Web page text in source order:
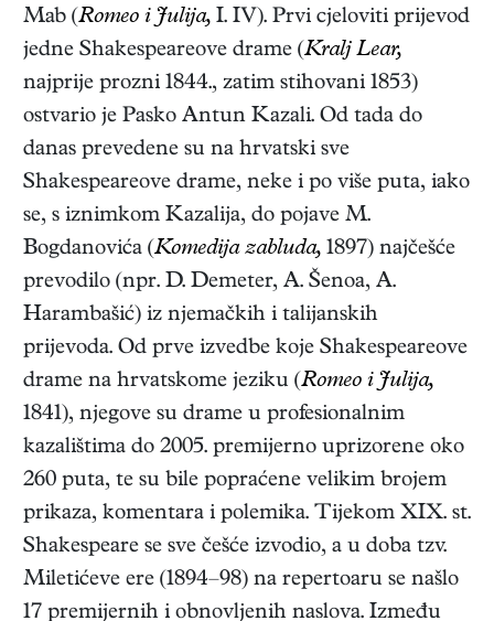
Mab (Romeo i Julija, I. IV). Prvi cjeloviti prijevod
jedne Shakespeareove drame (Kralj Lear,
najprije prozni 1844., zatim stihovani 1853)
ostvario je Pasko Antun Kazali. Od tada do
danas prevedene su na hrvatski sve
Shakespeareove drame, neke i po više puta, iako
se, s iznimkom Kazalija, do pojave M.
Bogdanovića (Komedija zabluda, 1897) najčešće
prevodilo (npr. D. Demeter, A. Šenoa, A.
Harambašić) iz njemačkih i talijanskih
prijevoda. Od prve izvedbe koje Shakespeareove
drame na hrvatskome jeziku (Romeo i Julija,
1841), njegove su drame u profesionalnim
kazalištima do 2005. premijerno uprizorene oko
260 puta, te su bile popraćene velikim brojem
prikaza, komentara i polemika. Tijekom XIX. st.
Shakespeare se sve češće izvodio, a u doba tzv.
Miletićeve ere (1894–98) na repertoaru se našlo
17 premijernih i obnovljenih naslova. Između